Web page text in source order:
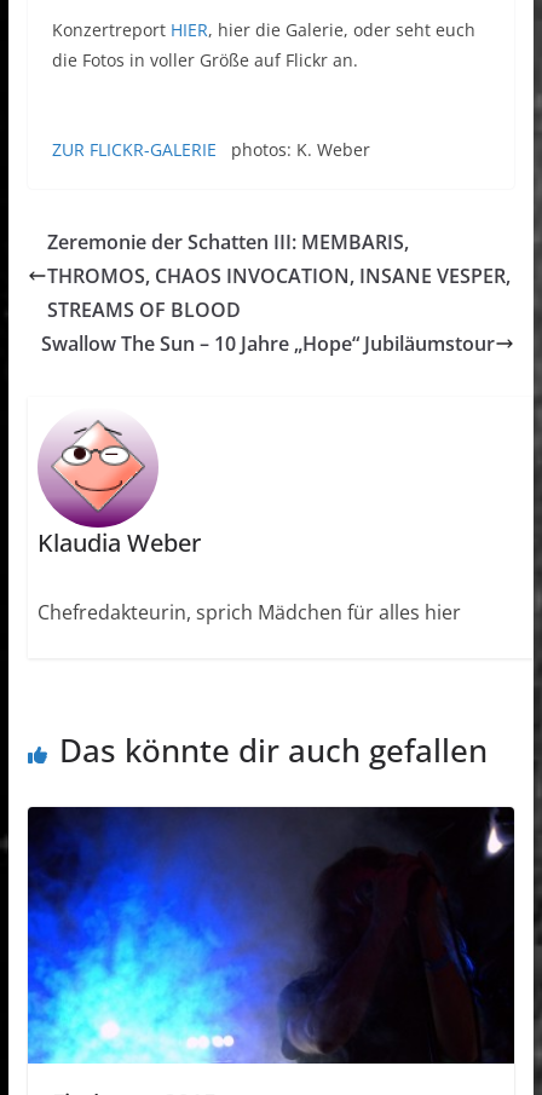
Konzertreport HIER, hier die Galerie, oder seht euch
die Fotos in voller Größe auf Flickr an.
ZUR FLICKR-GALERIE photos: K. Weber
Zeremonie der Schatten III: MEMBARIS,
THROMOS, CHAOS INVOCATION, INSANE VESPER,
STREAMS OF BLOOD
Swallow The Sun – 10 Jahre „Hope“ Jubiläumstour
Klaudia Weber
Chefredakteurin, sprich Mädchen für alles hier
Das könnte dir auch gefallen